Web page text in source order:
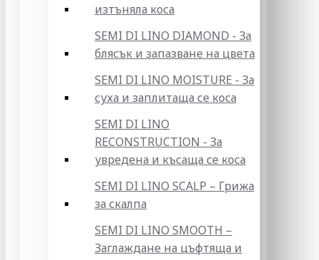
изтъняла коса
SEMI DI LINO DIAMOND - За
блясък и запазване на цвета
SEMI DI LINO MOISTURE - За
суха и заплитаща се коса
SEMI DI LINO
RECONSTRUCTION - За
увредена и късаща се коса
SEMI DI LINO SCALP – Грижа
за скалпа
SEMI DI LINO SMOOTH –
Заглаждане на цъфтяща и